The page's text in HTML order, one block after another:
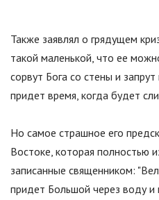
Также заявлял о грядущем
такой маленькой, что ее
сорвут Бога со стены и
придет время, когда будет
Но самое страшное его
Востоке, которая полностью
записанные священником: "
придет Большой через воду